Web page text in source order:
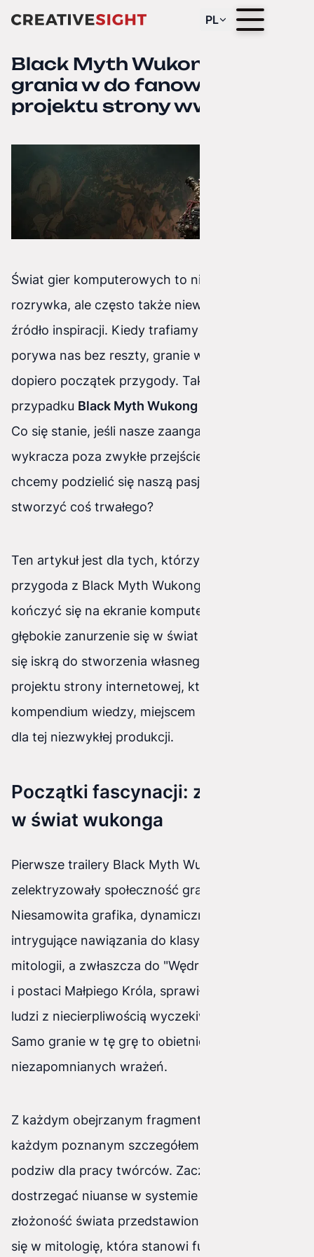
PL
Black Myth Wukong: od
grania w do fanowskiego
projektu strony www
Świat gier komputerowych to nie tylko
rozrywka, ale często także niewyczerpane
źródło inspiracji. Kiedy trafiamy na tytuł, który
porywa nas bez reszty, granie w niego to
dopiero początek przygody. Tak właśnie jest w
przypadku Black Myth Wukong
Co się stanie, jeśli nasze zaangażowanie
wykracza poza zwykłe przejście fabuły? Co, jeśli
chcemy podzielić się naszą pasją z innymi i
stworzyć coś trwałego?
Ten artykuł jest dla tych, którzy czują, że ich
przygoda z Black Myth Wukong nie musi
kończyć się na ekranie komputera. Pokażę, jak
głębokie zanurzenie się w świat gry może stać
się iskrą do stworzenia własnego, fanowskiego
projektu strony internetowej, który stanie się
kompendium wiedzy, miejscem dyskusji i hołdem
dla tej niezwykłej produkcji.
Początki fascynacji: zanurzenie
w świat wukonga
Pierwsze trailery Black Myth Wukong
zelektryzowały społeczność graczy.
Niesamowita grafika, dynamiczna walka i
intrygujące nawiązania do klasycznej chińskiej
mitologii, a zwłaszcza do "Wędrówki na Zachód"
i postaci Małpiego Króla, sprawiły, że miliony
ludzi z niecierpliwością wyczekiwali premiery.
Samo granie w tę grę to obietnica
niezapomnianych wrażeń.
Z każdym obejrzanym fragmentem rozgrywki, z
każdym poznanym szczegółem fabuły, rósł mój
podziw dla pracy twórców. Zaczynałem
dostrzegać niuanse w systemie walki, doceniać
złożoność świata przedstawionego i zagłębiać
się w mitologię, która stanowi fundament gry.